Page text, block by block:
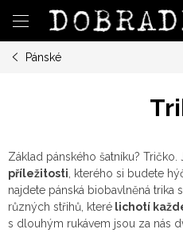
obsah
Pánské
Základ pánského šatníku? Tričko.
příležitosti , kterého si budete
najdete pánská biobavlněná trika
různých střihů, které lichotí
s dlouhým rukávem jsou za nás